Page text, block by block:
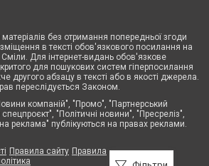
без отримання попередньої згоди
в тексті обов'язкового посилання на
Для інтернет-видань обов'язкове
для пошукових систем гіперпосилання
другого абзацу в тексті або в якості джерела.
переслідується Законом.
компаній", "Промо", "Партнерський
"Політичні новини", "Пресреліз",
реклама" публікуються на правах реклами.
Правила сайту Правила